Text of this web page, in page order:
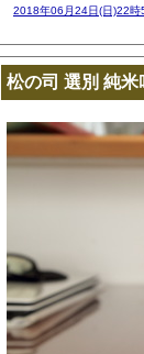
2018年06月24日(日)22時
松の司 選別 純米